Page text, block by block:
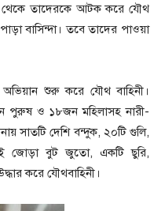
থেকে তাদেরকে আটক করে যৌথ
বাসিন্দা। তবে তাদের পাওয়া
শুরু করে যৌথ বাহিনী।
পুরুষ ও ১৮জন মহিলাসহ নারী-
সাতটি দেশি বন্দুক, ২০টি গুলি,
দুই জোড়া বুট জুতো, একটি ছুরি,
করে যৌথবাহিনী।